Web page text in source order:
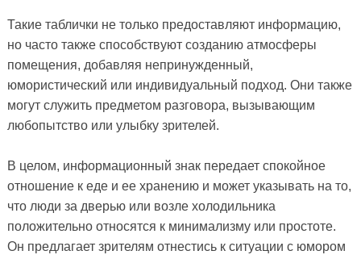
Такие таблички не только предоставляют информацию,
но часто также способствуют созданию атмосферы
помещения, добавляя непринужденный,
юмористический или индивидуальный подход. Они также
могут служить предметом разговора, вызывающим
любопытство или улыбку зрителей.
В целом, информационный знак передает спокойное
отношение к еде и ее хранению и может указывать на то,
что люди за дверью или возле холодильника
положительно относятся к минимализму или простоте.
Он предлагает зрителям отнестись к ситуации с юмором